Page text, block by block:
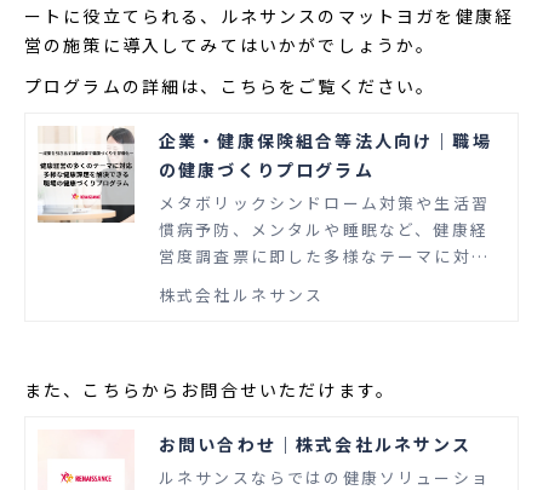
ートに役立てられる、ルネサンスのマットヨガを健康経
営の施策に導入してみてはいかがでしょうか。
プログラムの詳細は、こちらをご覧ください。
企業・健康保険組合等法人向け｜職場
の健康づくりプログラム
メタボリックシンドローム対策や生活習
慣病予防、メンタルや睡眠など、健康経
営度調査票に即した多様なテーマに対す
るプログラムをご用意しています。 専門
家の監修を受けた行動科学に基づく生活
ーチなど、様々なノウハウが盛り込まれ
株式会社ルネサンス
また、こちらからお問合せいただけます。
お問い合わせ｜株式会社ルネサンス
ルネサンスならではの健康ソリューショ